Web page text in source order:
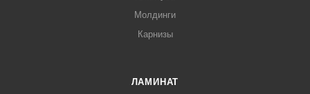
Молдинги
Карнизы
ЛАМИНАТ